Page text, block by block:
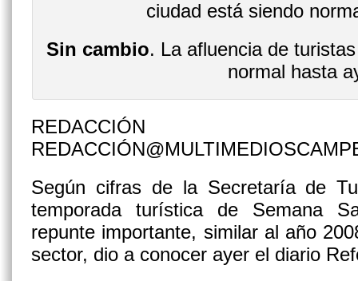
Sin cambio. La afluencia de
normal hasta
REDACCIÓN
Según cifras de la Secretaría de
temporada turística de Semana
repunte importante, similar al año
sector, dio a conocer ayer el diario